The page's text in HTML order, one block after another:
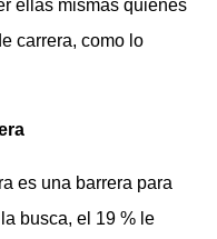
ellas mismas quienes
carrera, como lo
es una barrera para
busca, el 19 % le